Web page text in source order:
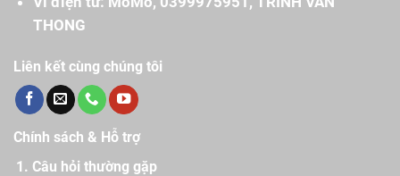
THONG
Liên kết cùng chúng tôi
Chính sách & Hỗ trợ
Câu hỏi thường gặp